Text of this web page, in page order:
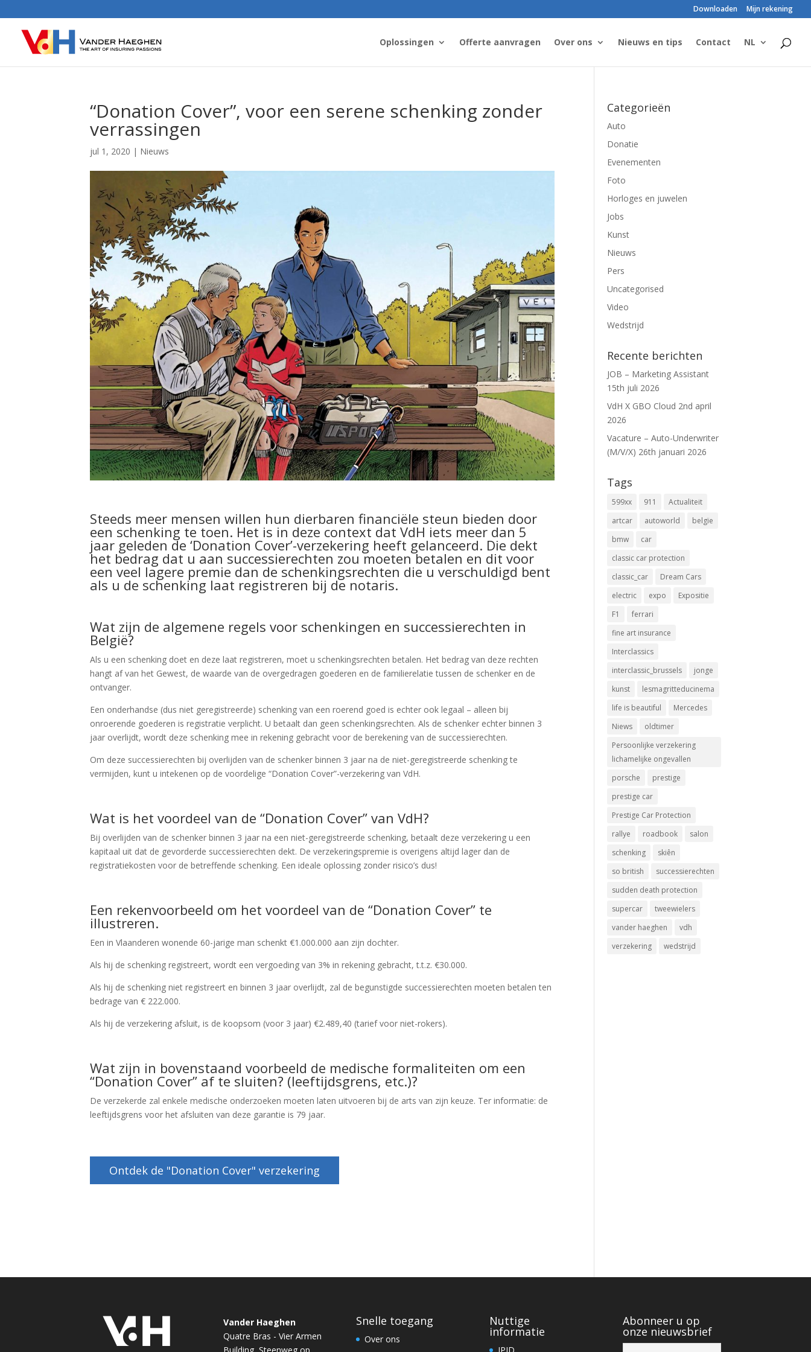
Downloaden Mijn rekening
Oplossingen Offerte aanvragen Over ons Nieuws en tips Contact NL
“Donation Cover”, voor een serene schenking zonder
verrassingen
jul 1, 2020 | Nieuws
Steeds meer mensen willen hun dierbaren financiële steun bieden door
een schenking te toen. Het is in deze context dat VdH iets meer dan 5
jaar geleden de ‘Donation Cover’-verzekering heeft gelanceerd. Die dekt
het bedrag dat u aan successierechten zou moeten betalen en dit voor
een veel lagere premie dan de schenkingsrechten die u verschuldigd bent
als u de schenking laat registreren bij de notaris.
Wat zijn de algemene regels voor schenkingen en successierechten in
België?
Als u een schenking doet en deze laat registreren, moet u schenkingsrechten betalen. Het bedrag van deze rechten
hangt af van het Gewest, de waarde van de overgedragen goederen en de familierelatie tussen de schenker en de
ontvanger.
Een onderhandse (dus niet geregistreerde) schenking van een roerend goed is echter ook legaal – alleen bij
onroerende goederen is registratie verplicht. U betaalt dan geen schenkingsrechten. Als de schenker echter binnen 3
jaar overlijdt, wordt deze schenking mee in rekening gebracht voor de berekening van de successierechten.
Om deze successierechten bij overlijden van de schenker binnen 3 jaar na de niet-geregistreerde schenking te
vermijden, kunt u intekenen op de voordelige “Donation Cover”-verzekering van VdH.
Wat is het voordeel van de “Donation Cover” van VdH?
Bij overlijden van de schenker binnen 3 jaar na een niet-geregistreerde schenking, betaalt deze verzekering u een
kapitaal uit dat de gevorderde successierechten dekt. De verzekeringspremie is overigens altijd lager dan de
registratiekosten voor de betreffende schenking. Een ideale oplossing zonder risico’s dus!
Een rekenvoorbeeld om het voordeel van de “Donation Cover” te
illustreren.
Een in Vlaanderen wonende 60-jarige man schenkt €1.000.000 aan zijn dochter.
Als hij de schenking registreert, wordt een vergoeding van 3% in rekening gebracht, t.t.z. €30.000.
Als hij de schenking niet registreert en binnen 3 jaar overlijdt, zal de begunstigde successierechten moeten betalen ten
bedrage van € 222.000.
Als hij de verzekering afsluit, is de koopsom (voor 3 jaar) €2.489,40 (tarief voor niet-rokers).
Wat zijn in bovenstaand voorbeeld de medische formaliteiten om een
“Donation Cover” af te sluiten? (leeftijdsgrens, etc.)?
De verzekerde zal enkele medische onderzoeken moeten laten uitvoeren bij de arts van zijn keuze. Ter informatie: de
leeftijdsgrens voor het afsluiten van deze garantie is 79 jaar.
Ontdek de "Donation Cover" verzekering
Categorieën
Auto
Donatie
Evenementen
Foto
Horloges en juwelen
Jobs
Kunst
Nieuws
Pers
Uncategorised
Video
Wedstrijd
Recente berichten
JOB – Marketing Assistant
15th juli 2026
VdH X GBO Cloud 2nd april
2026
Vacature – Auto-Underwriter
(M/V/X) 26th januari 2026
Tags
599xx 911
Actualiteit
artcar
autoworld
belgïe
bmw
car
classic car protection
classic_car
Dream Cars
electric
expo
Expositie
F1
ferrari
fine art insurance
Interclassics
interclassic_brussels
jonge
kunst
lesmagritteducinema
life is beautiful
Mercedes
Niews
oldtimer
Persoonlijke verzekering
lichamelijke ongevallen
porsche
prestige
prestige car
Prestige Car Protection
rallye
roadbook
salon
schenking
skiên
so british
successierechten
sudden death protection
supercar
tweewielers
vander haeghen
vdh
verzekering
wedstrijd
Vander Haeghen
Quatre Bras - Vier Armen
Snelle toegang
Over ons
Nuttige
informatie
Abonneer u op
onze nieuwsbrief